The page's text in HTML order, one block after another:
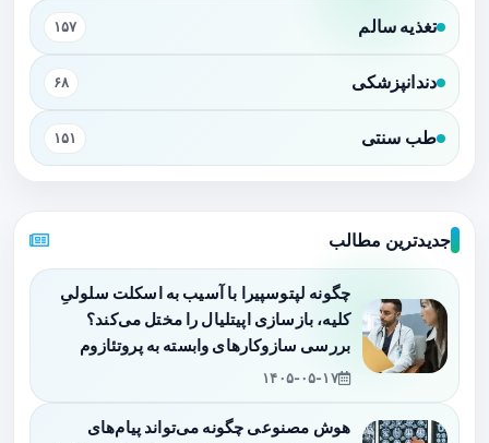
تغذیه سالم ۱۵۷
دندانپزشکی ۶۸
طب سنتی ۱۵۱
جدیدترین مطالب
چگونه لپتوسپیرا با آسیب به اسکلت سلولیِ
کلیه، بازسازی اپیتلیال را مختل می‌کند؟
بررسی سازوکارهای وابسته به پروتئازوم
۱۴۰۵-۰۵-۱۷
هوش مصنوعی چگونه می‌تواند پیام‌های